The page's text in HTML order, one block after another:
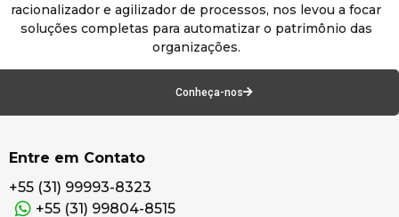
racionalizador e agilizador de processos, nos levou a focar
soluções completas para automatizar o patrimônio das
organizações.
Conheça-nos
Entre em Contato
+55 (31) 99993-8323
+55 (31) 99804-8515